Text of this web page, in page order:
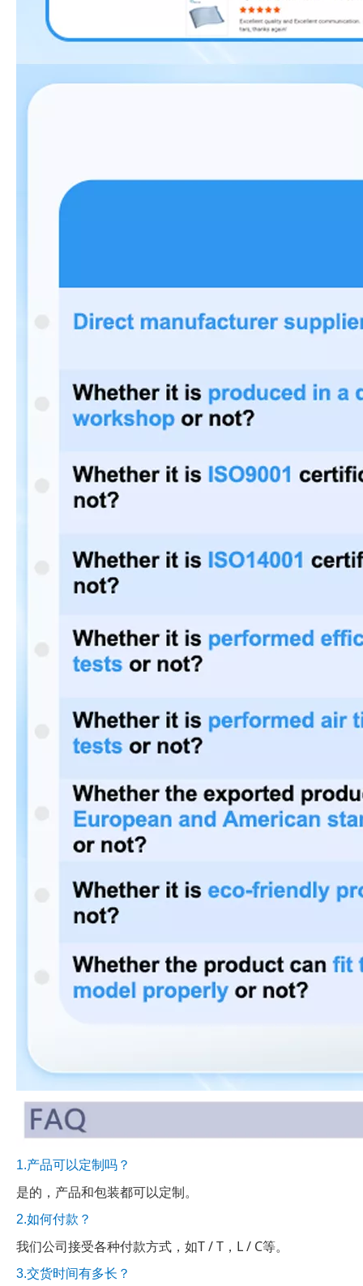
1.产品可以定制吗？
是的，产品和包装都可以定制。
2.如何付款？
我们公司接受各种付款方式，如T / T，L / C等。
3.交货时间有多长？